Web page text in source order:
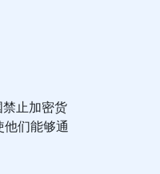
止加密货
们能够通